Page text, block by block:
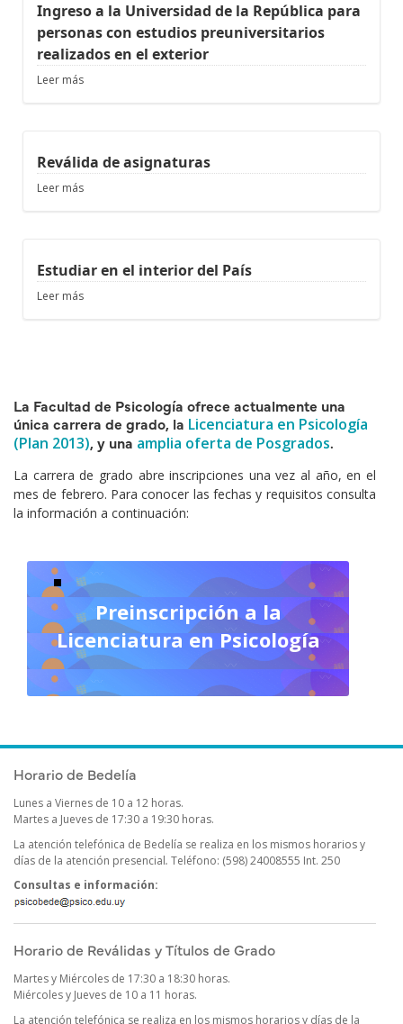
Horario de Bedelía
Lunes a Viernes de 10 a 12 horas.
Martes a Jueves de 17:30 a 19:30 horas.
La atención telefónica de Bedelía se realiza en los mismos horarios y
días de la atención presencial. Teléfono: (598) 24008555 Int. 250
Consultas e información:
Horario de Reválidas y Títulos de Grado
Martes y Miércoles de 17:30 a 18:30 horas.
Miércoles y Jueves de 10 a 11 horas.
La atención telefónica se realiza en los mismos horarios y días de la
La Facultad de Psicología ofrece actualmente una
única carrera de grado, la Licenciatura en Psicología
(Plan 2013), y una amplia oferta de Posgrados.
La carrera de grado abre inscripciones una vez al año, en el
mes de febrero. Para conocer las fechas y requisitos consulta
la información a continuación:
Preinscripción a la
Licenciatura en Psicología
Ingreso a la Universidad de la República para
personas con estudios preuniversitarios
realizados en el exterior
Leer más
Reválida de asignaturas
Leer más
Estudiar en el interior del País
Leer más